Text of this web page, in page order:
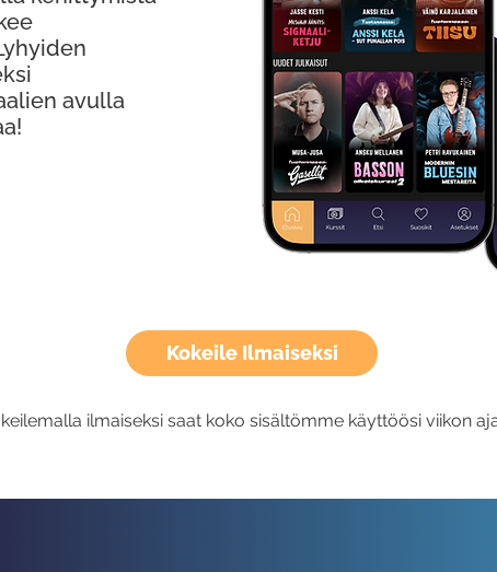
Kokeile Ilmaiseksi
ilmaiseksi saat koko sisältömme käyttöösi viikon
avulla